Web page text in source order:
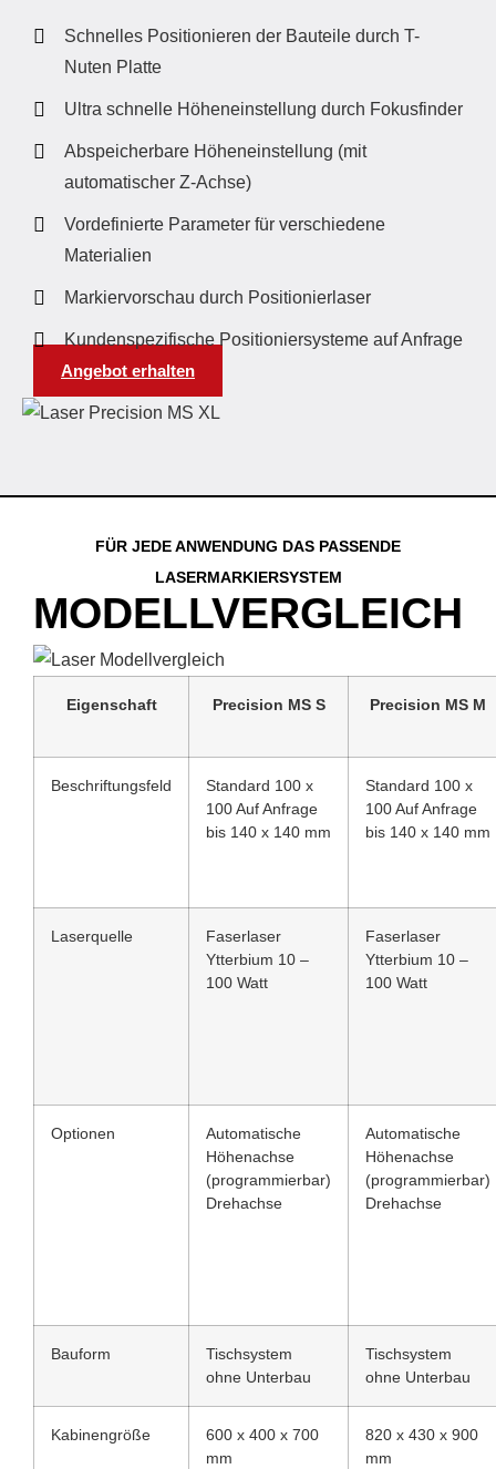
Schnelles Positionieren der Bauteile durch T-
Nuten Platte
Ultra schnelle Höheneinstellung durch Fokusfinder
Abspeicherbare Höheneinstellung (mit
automatischer Z-Achse)
Vordefinierte Parameter für verschiedene
Materialien
Markiervorschau durch Positionierlaser
Kundenspezifische Positioniersysteme auf Anfrage
Angebot erhalten
FÜR JEDE ANWENDUNG DAS PASSENDE
LASERMARKIERSYSTEM
MODELLVERGLEICH
Eigenschaft Precision MS S Precision MS M
Beschriftungsfeld
Standard 100 x
100 Auf Anfrage
bis 140 x 140 mm
Standard 100 x
100 Auf Anfrage
bis 140 x 140 mm
Laserquelle
Faserlaser
Ytterbium 10 –
100 Watt
Faserlaser
Ytterbium 10 –
100 Watt
Optionen
Automatische
Höhenachse
(programmierbar)
Drehachse
Automatische
Höhenachse
(programmierbar)
Drehachse
Bauform
Tischsystem
ohne Unterbau
Tischsystem
ohne Unterbau
Kabinengröße
600 x 400 x 700
mm
820 x 430 x 900
mm